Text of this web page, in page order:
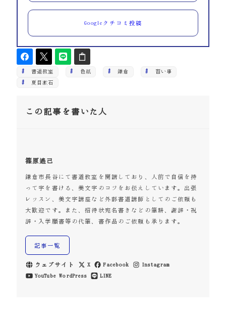
Googleクチコミ投稿
書道教室 色紙 鎌倉 習い事
夏目漱石
この記事を書いた人
篠原遙己
鎌倉市長谷にて書道教室を開講しており、人前で自信を持
って字を書ける、美文字のコツをお伝えしています。出張
レッスン、美文字講座など外部書道講師としてのご依頼も
大歓迎です。また、招待状宛名書きなどの筆耕、謝辞・祝
辞・入学願書等の代筆、書作品のご依頼も承ります。
記事一覧
ウェブサイト X Facebook
Instagram
YouTube WordPress LINE